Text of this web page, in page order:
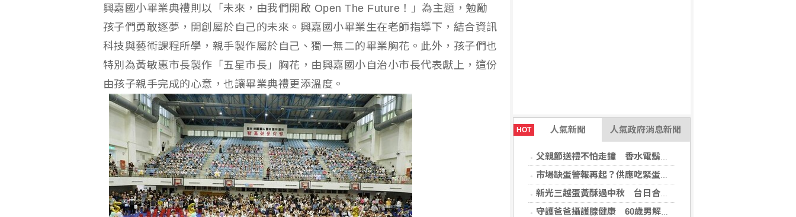
HOT 人氣新聞 人氣政府消息新聞
父親節送禮不怕走鐘 香水電鬍刀千年不敗
市場缺蛋警報再起？供應吃緊蛋價蠢蠢欲動
新光三越蛋黃酥過中秋 台日合作開發話題新品
守護爸爸攝護腺健康 60歲男解尿異常 靠PHI檢測及早揪出攝護腺癌
興嘉國小畢業典禮則以「未來，由我們開啟 Open The Future！」為主題，勉勵
孩子們勇敢逐夢，開創屬於自己的未來。興嘉國小畢業生在老師指導下，結合資訊
科技與藝術課程所學，親手製作屬於自己、獨一無二的畢業胸花。此外，孩子們也
特別為黃敏惠市長製作「五星市長」胸花，由興嘉國小自治小市長代表獻上，這份
由孩子親手完成的心意，也讓畢業典禮更添溫度。